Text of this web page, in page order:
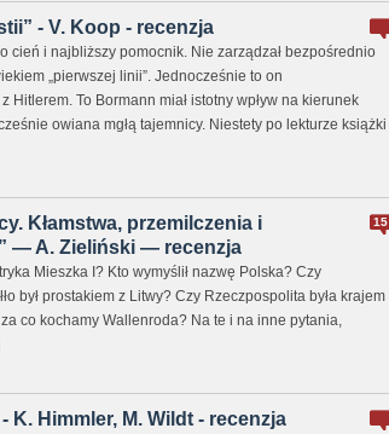
- V. Koop - recenzja
cień i najbliższy pomocnik. Nie zarządzał bezpośrednio
„pierwszej linii”. Jednocześnie to on
Hitlerem. To Bormann miał istotny wpływ na kierunek
owiana mgłą tajemnicy. Niestety po lekturze książki
15
Kłamstwa, przemilczenia i
— A. Zieliński — recenzja
Mieszka I? Kto wymyślił nazwę Polska? Czy
był prostakiem z Litwy? Czy Rzeczpospolita była krajem
za co kochamy Wallenroda? Na te i na inne pytania,
K. Himmler, M. Wildt - recenzja